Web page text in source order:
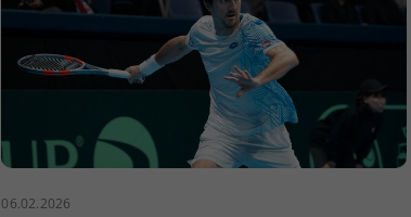
06.02.2026